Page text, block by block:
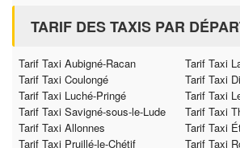
TARIF DES TAXIS PAR
Tarif Taxi Aubigné-Racan
Tarif Taxi
Tarif Taxi Coulongé
Tarif Taxi
Tarif Taxi Luché-Pringé
Tarif Taxi
Tarif Taxi Savigné-sous-le-Lude
Tarif Taxi
Tarif Taxi Allonnes
Tarif Taxi
Tarif Taxi Pruillé-le-Chétif
Tarif Taxi